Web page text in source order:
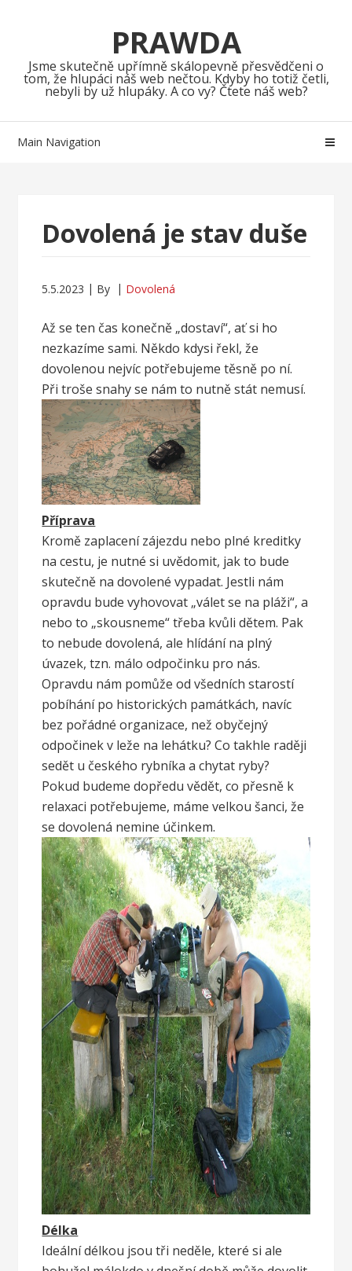
PRAWDA
Jsme skutečně upřímně skálopevně přesvědčeni o
tom, že hlupáci náš web nečtou. Kdyby ho totiž četli,
nebyli by už hlupáky. A co vy? Čtete náš web?
Main Navigation
Dovolená je stav duše
5.5.2023 By Dovolená
Až se ten čas konečně „dostaví“, ať si ho
nezkazíme sami. Někdo kdysi řekl, že
dovolenou nejvíc potřebujeme těsně po ní.
Při troše snahy se nám to nutně stát nemusí.
Příprava
Kromě zaplacení zájezdu nebo plné kreditky
na cestu, je nutné si uvědomit, jak to bude
skutečně na dovolené vypadat. Jestli nám
opravdu bude vyhovovat „válet se na pláži“, a
nebo to „skousneme“ třeba kvůli dětem. Pak
to nebude dovolená, ale hlídání na plný
úvazek, tzn. málo odpočinku pro nás.
Opravdu nám pomůže od všedních starostí
pobíhání po historických památkách, navíc
bez pořádné organizace, než obyčejný
odpočinek v leže na lehátku? Co takhle raději
sedět u českého rybníka a chytat ryby?
Pokud budeme dopředu vědět, co přesně k
relaxaci potřebujeme, máme velkou šanci, že
se dovolená nemine účinkem.
Délka
Ideální délkou jsou tři neděle, které si ale